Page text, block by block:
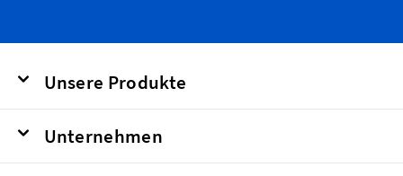
Unsere Produkte
Unternehmen